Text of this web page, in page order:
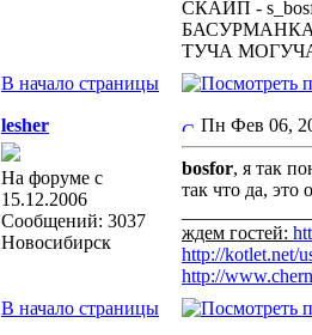
СКАЙП -
ТУЧА
В начало страницы
lesher
На форуме с
15.12.2006
Сообщений: 3037
Новосибирск
Пн Фев 06,
bosfor, я так
так что да,
ждем гостей:
http://kotlet.net/
http://
В начало страницы